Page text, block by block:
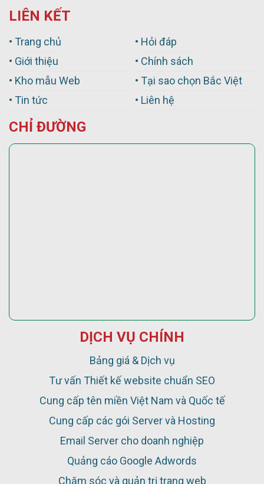
LIÊN KẾT
• Trang chủ
• Giới thiệu
• Kho mẫu Web
• Tin tức
• Hỏi đáp
• Chính sách
• Tại sao chọn Bắc Việt
• Liên hệ
CHỈ ĐƯỜNG
DỊCH VỤ CHÍNH
Bảng giá & Dịch vụ
Tư vấn Thiết kế website chuẩn SEO
Cung cấp tên miền Việt Nam và Quốc tế
Cung cấp các gói Server và Hosting
Email Server cho doanh nghiệp
Quảng cáo Google Adwords
Chăm sóc và quản trị trang web